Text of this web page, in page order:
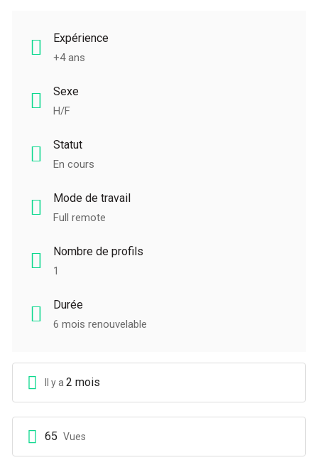
Expérience
+4 ans
Sexe
H/F
Statut
En cours
Mode de travail
Full remote
Nombre de profils
1
Durée
6 mois renouvelable
Il y a 2 mois
65 Vues